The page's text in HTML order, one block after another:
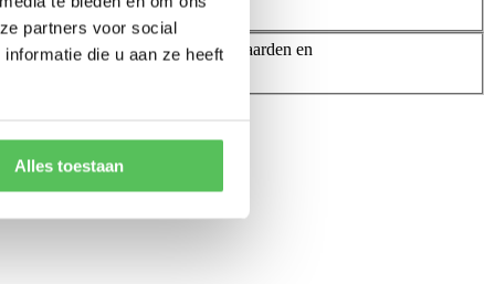
partners voor social
die u aan ze heeft
Alles toestaan
te zijn met onze Boekingsvoorwaarden en